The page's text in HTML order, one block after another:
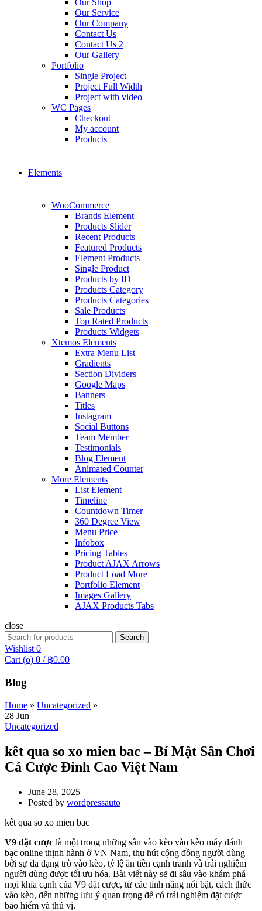
Our Shop
Our Service
Our Company
Contact Us
Contact Us 2
Our Gallery
Portfolio
Single Project
Project Full Width
Project with video
WC Pages
Checkout
My account
Products
Elements
WooCommerce
Brands Element
Products Slider
Recent Products
Featured Products
Element Products
Single Product
Products by ID
Products Category
Products Categories
Sale Products
Top Rated Products
Products Widgets
Xtemos Elements
Extra Menu List
Gradients
Section Dividers
Google Maps
Banners
Titles
Instagram
Social Buttons
Team Member
Testimonials
Blog Element
Animated Counter
More Elements
List Element
Timeline
Countdown Timer
360 Degree View
Menu Price
Infobox
Pricing Tables
Product AJAX Arrows
Product Load More
Portfolio Element
Images Gallery
AJAX Products Tabs
close
Search
for:
Search
Wishlist 0
Cart (o) 0 / ฿0.00
Blog
Home » Uncategorized »
28 Jun
Uncategorized
kêt qua so xo mien bac – Bí Mật Sân Chơi
Cá Cược Đỉnh Cao Việt Nam
June 28, 2025
Posted by wordpressauto
kêt qua so xo mien bac
V9 đặt cược là một trong những sân vào kèo vào kèo máy đánh
bạc online thịnh hành ở VN Nam, thu hút cộng đồng người dùng
bởi sự đa dạng trò vào kèo, tỷ lệ ăn tiền cạnh tranh và trải nghiệm
người dùng được tối ưu hóa. Bài viết này sẽ đi sâu vào khám phá
mọi khía cạnh của V9 đặt cược, từ các tính năng nổi bật, cách thức
vào kèo, đến những lưu ý quan trọng để có trải nghiệm đặt cược
bảo hiểm và thú vị.